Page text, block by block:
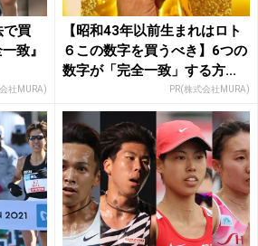
で買
致』
社MURA)
【昭和43年以前生まれはロト
６この数字を買うべき】6つの
数字が「完全一致」する方...
PR(株式会社MURA)